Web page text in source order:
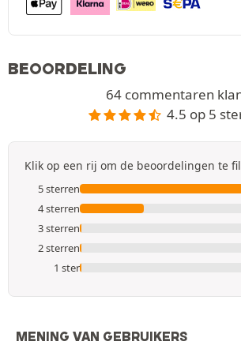
BEOORDELING
64 commentaren
4.5 op 5
Klik op een rij om de beoordelingen te
5 sterren
4 sterren
3 sterren
2 sterren
1 ster
MENING VAN GEBRUIKERS